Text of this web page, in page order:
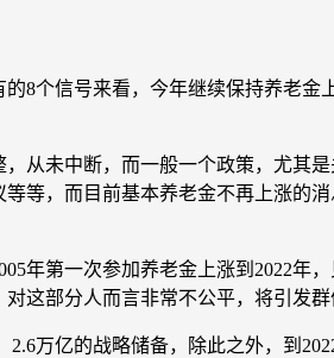
8个信号来看，今年继续保持养老金
从未中断，而一般一个政策，尤其
等，而目前基本养老金不再上涨的
年第一次参加养老金上涨到2022年
这部分人而言非常不公平，将引发群
万亿的战略储备，除此之外，到